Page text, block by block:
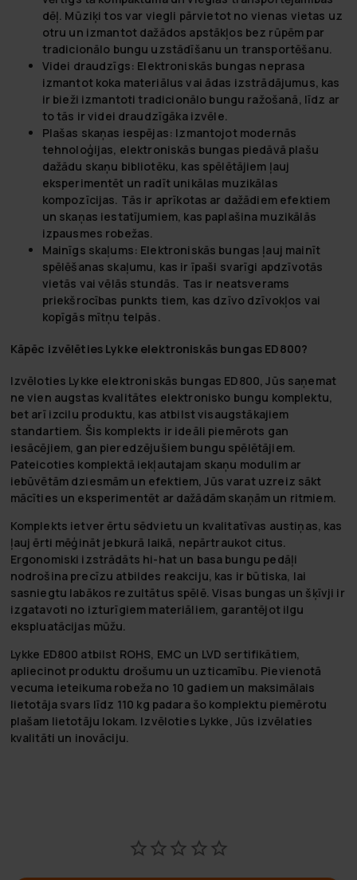
dēļ. Mūziķi tos var viegli pārvietot no vienas vietas uz
otru un izmantot dažādos apstākļos bez rūpēm par
tradicionālo bungu uzstādīšanu un transportēšanu.
Videi draudzīgs: Elektroniskās bungas neprasa
izmantot koka materiālus vai ādas izstrādājumus, kas
ir bieži izmantoti tradicionālo bungu ražošanā, līdz ar
to tās ir videi draudzīgāka izvēle.
Plašas skaņas iespējas: Izmantojot modernās
tehnoloģijas, elektroniskās bungas piedāvā plašu
dažādu skaņu bibliotēku, kas spēlētājiem ļauj
eksperimentēt un radīt unikālas muzikālas
kompozīcijas. Tās ir aprīkotas ar dažādiem efektiem
un skaņas iestatījumiem, kas paplašina muzikālās
izpausmes robežas.
Mainīgs skaļums: Elektroniskās bungas ļauj mainīt
spēlēšanas skaļumu, kas ir īpaši svarīgi apdzīvotās
vietās vai vēlās stundās. Tas ir neatsverams
priekšrocības punkts tiem, kas dzīvo dzīvokļos vai
kopīgās mītņu telpās.
Kāpēc izvēlēties Lykke elektroniskās bungas ED800?
Izvēloties Lykke elektroniskās bungas ED800, Jūs saņemat
ne vien augstas kvalitātes elektronisko bungu komplektu,
bet arī izcilu produktu, kas atbilst visaugstākajiem
standartiem. Šis komplekts ir ideāli piemērots gan
iesācējiem, gan pieredzējušiem bungu spēlētājiem.
Pateicoties komplektā iekļautajam skaņu modulim ar
iebūvētām dziesmām un efektiem, Jūs varat uzreiz sākt
mācīties un eksperimentēt ar dažādām skaņām un ritmiem.
Komplekts ietver ērtu sēdvietu un kvalitatīvas austiņas, kas
ļauj ērti mēģināt jebkurā laikā, nepārtraukot citus.
Ergonomiski izstrādāts hi-hat un basa bungu pedāļi
nodrošina precīzu atbildes reakciju, kas ir būtiska, lai
sasniegtu labākos rezultātus spēlē. Visas bungas un šķīvji ir
izgatavoti no izturīgiem materiāliem, garantējot ilgu
ekspluatācijas mūžu.
Lykke ED800 atbilst ROHS, EMC un LVD sertifikātiem,
apliecinot produktu drošumu un uzticamību. Pievienotā
vecuma ieteikuma robeža no 10 gadiem un maksimālais
lietotāja svars līdz 110 kg padara šo komplektu piemērotu
plašam lietotāju lokam. Izvēloties Lykke, Jūs izvēlaties
kvalitāti un inovāciju.